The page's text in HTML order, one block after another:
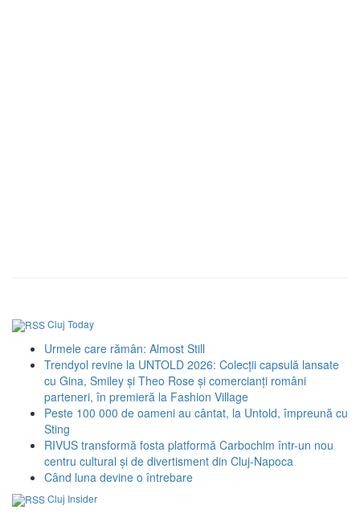
Cluj Today
Urmele care rămân: Almost Still
Trendyol revine la UNTOLD 2026: Colecții capsulă lansate
cu Gina, Smiley și Theo Rose și comercianți români
parteneri, în premieră la Fashion Village
Peste 100 000 de oameni au cântat, la Untold, împreună cu
Sting
RIVUS transformă fosta platformă Carbochim într-un nou
centru cultural și de divertisment din Cluj-Napoca
Când luna devine o întrebare
Cluj Insider